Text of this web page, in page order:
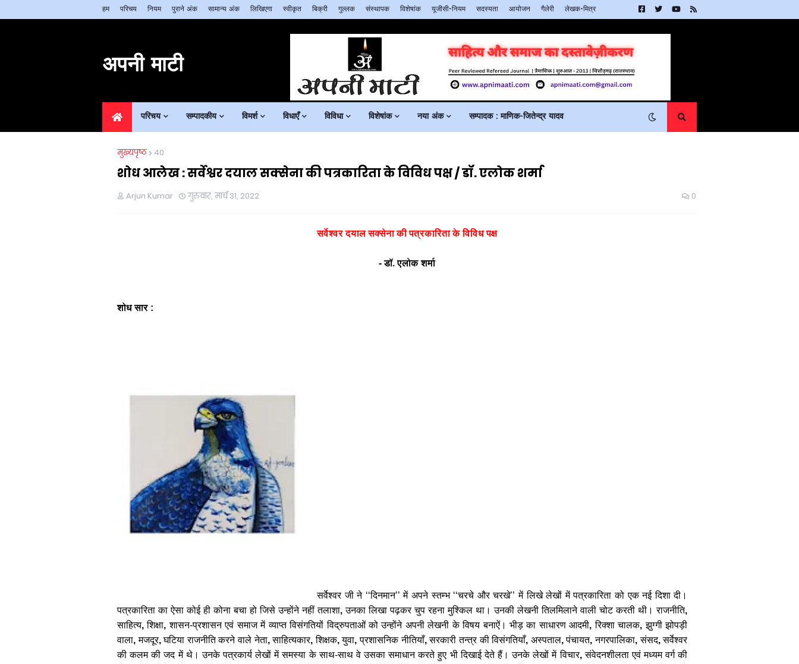
हम परिचय नियम पुराने अंक सामान्य अंक लिखिएगा स्वीकृत बिक्री गुल्लक संस्थापक विशेषांक यूजीसी-नियम सदस्यता आयोजन गैलेरी लेखक-मित्र
अपनी माटी
परिचय सम्पादकीय विमर्श विधाएँ विविधा विशेषांक नया अंक सम्पादक : माणिक-जितेन्द्र यादव
मुख्यपृष्ठ 40
शोध आलेख : सर्वेश्वर दयाल सक्‍सेना की पत्रकारिता के विविध पक्ष / डॉ. एलोक शर्मा
Arjun Kumar गुरुवार, मार्च 31, 2022 0
सर्वेश्वर दयाल सक्‍सेना की पत्रकारिता के विविध पक्ष
- डॉ.एलोक शर्मा
शोध सार :
सर्वेश्वर जी ने‘‘दिनमान’’में अपने स्तम्भ‘‘चरचे और चरखे’’में लिखे लेखों में पत्रकारिता को एक नई दिशा दी।
पत्रकारिता का ऐसा कोई ही कोना बचा हो जिसे उन्होंने नहीं तलाशा,उनका लिखा पढ़कर चुप रहना मुश्किल था। उनकी लेखनी तिलमिलाने वाली चोट करती थी। राजनीति,
साहित्य,शिक्षा,शासन-प्रशासन एवं समाज में व्याप्त विसंगतियों विद्रुपताओं को उन्होंने अपनी लेखनी के विषय बनाऐं। भीड़ का साधारण आदमी,रिक्शा चालक,झुग्गी झोपड़ी
वाला,मजदूर,घटिया राजनीति करने वाले नेता,साहित्यकार,शिक्षक,युवा,प्रशासनिक नीतियाँ,सरकारी तन्त्र की विसंगतियाँ, अस्पताल,पंचायत,नगरपालिका,संसद,सर्वेश्वर
की कलम की जद में थे। उनके पत्रकार्य लेखों में समस्‍या के साथ-साथ वे उसका समाधान करते हुए भी दिखाई देते हैं। उनके लेखों में विचार,संवेदनशीलता एवं मध्यम वर्ग की